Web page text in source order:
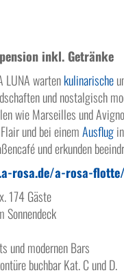
inkl. Getränke
LUNA wartenkulinarische
und nostalgisch
wie Marseilles und
und bei einemAusflug
und erkunden
rosa.de/a-rosa-
174 Gäste
Sonnendeck
und modernen Bars
buchbar Kat. C und D.